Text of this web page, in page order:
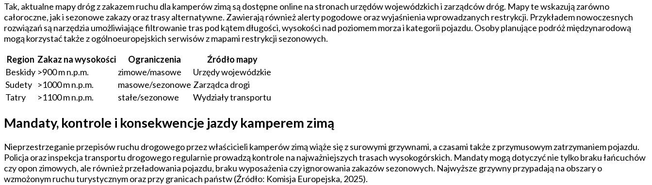
Tak, aktualne mapy dróg z zakazem ruchu dla kamperów zimą są dostępne online na stronach urzędów wojewódzkich i zarządców dróg. Mapy te wskazują zarówno
całoroczne, jak i sezonowe zakazy oraz trasy alternatywne. Zawierają również alerty pogodowe oraz wyjaśnienia wprowadzanych restrykcji. Przykładem nowoczesnych
rozwiązań są narzędzia umożliwiające filtrowanie tras pod kątem długości, wysokości nad poziomem morza i kategorii pojazdu. Osoby planujące podróż międzynarodową
mogą korzystać także z ogólnoeuropejskich serwisów z mapami restrykcji sezonowych.
Region Zakaz na wysokości Ograniczenia
Źródło mapy
Beskidy >900 m n.p.m. zimowe/masowe
Urzędy wojewódzkie
Sudety >1000 m n.p.m. masowe/sezonowe Zarządca drogi
Tatry
>1100 m n.p.m. stałe/sezonowe Wydziały transportu
Mandaty, kontrole i konsekwencje jazdy kamperem zimą
Nieprzestrzeganie przepisów ruchu drogowego przez właścicieli kamperów zimą wiąże się z surowymi grzywnami, a czasami także z przymusowym zatrzymaniem pojazdu.
Policja oraz inspekcja transportu drogowego regularnie prowadzą kontrole na najważniejszych trasach wysokogórskich. Mandaty mogą dotyczyć nie tylko braku łańcuchów
czy opon zimowych, ale również przeładowania pojazdu, braku wyposażenia czy ignorowania zakazów sezonowych. Najwyższe grzywny przypadają na obszary o
wzmożonym ruchu turystycznym oraz przy granicach państw (Źródło: Komisja Europejska, 2025).